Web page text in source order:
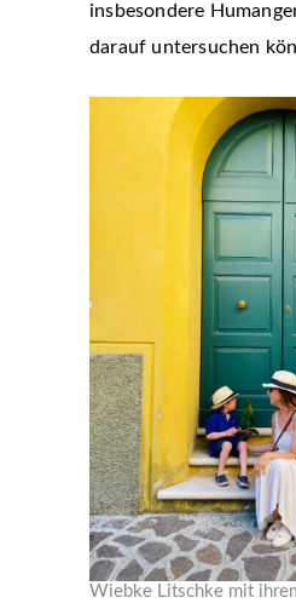
insbesondere
darauf untersuchen
Wiebke Litschke mit